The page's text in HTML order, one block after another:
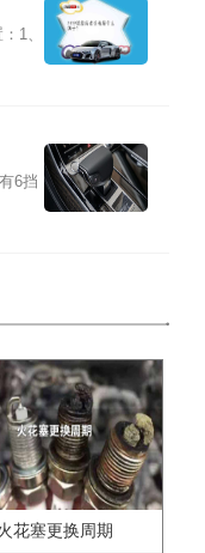
1、
6挡
花塞更换周期